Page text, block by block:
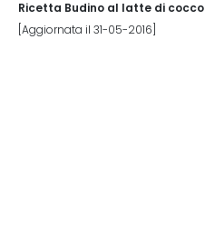
Ricetta Budino al latte di cocco
[Aggiornata il 31-05-2016]